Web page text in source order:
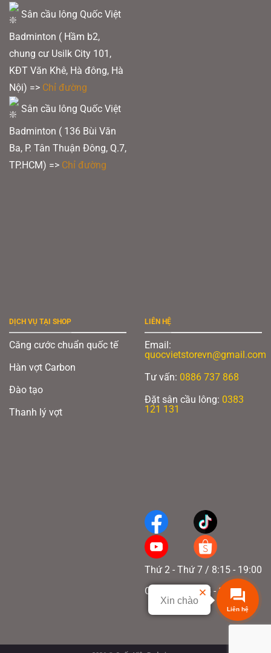
Sân cầu lông Quốc Việt
Badminton ( Hầm b2,
chung cư Usilk City 101,
KĐT Văn Khê, Hà đông, Hà
Nội) => Chỉ đường
Sân cầu lông Quốc Việt
Badminton ( 136 Bùi Văn
Ba, P. Tân Thuận Đông, Q.7,
TP.HCM) => Chỉ đường
DỊCH VỤ TẠI SHOP
Căng cước chuẩn quốc tế
Hàn vợt Carbon
Đào tạo
Thanh lý vợt
LIÊN HỆ
Email:
quocvietstorevn@gmail.com
Tư vấn: 0886 737 868
Đặt sân cầu lông: 0383
121 131
Thứ 2 - Thứ 7 / 8:15 - 19:00
Chủ nhật / 8:15 - 17:00
Liên hệ
Xin chào